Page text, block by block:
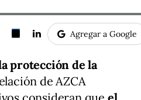
Agregar a Google
protección de la
de AZCA